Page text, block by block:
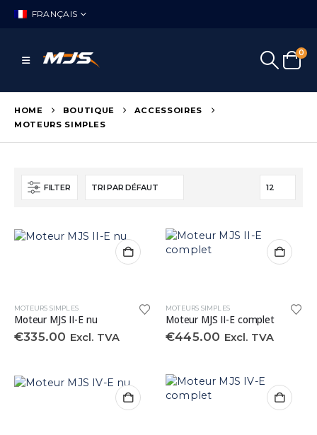
FRANÇAIS
0
HOME BOUTIQUE
ACCESSOIRES
MOTEURS SIMPLES
FILTER
MOTEURS SIMPLES
Moteur MJS II-E nu
€335.00 Excl. TVA
MOTEURS SIMPLES
Moteur MJS II-E complet
€445.00 Excl. TVA